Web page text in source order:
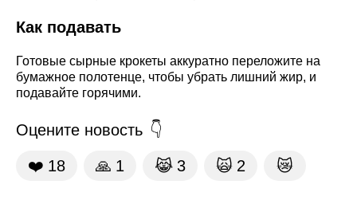
Как подавать
Готовые сырные крокеты аккуратно переложите на
бумажное полотенце, чтобы убрать лишний жир, и
подавайте горячими.
Оцените новость
❤️ 18 🙏 1 😹 3 🙀 2 😿